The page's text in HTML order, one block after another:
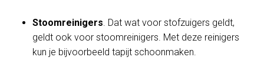
Stoomreinigers. Dat wat voor stofzuigers geldt,
geldt ook voor stoomreinigers. Met deze reinigers
kun je bijvoorbeeld tapijt schoonmaken.